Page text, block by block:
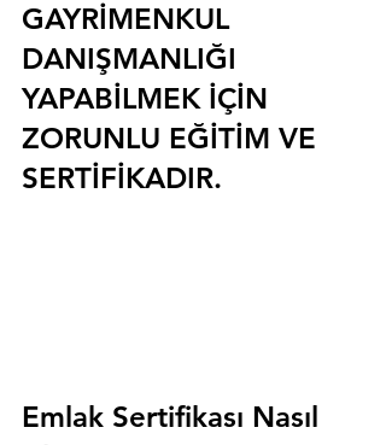
GAYRİMENKUL
DANIŞMANLIĞI
YAPABİLMEK İÇİN
ZORUNLU EĞİTİM VE
SERTİFİKADIR.
Emlak Sertifikası Nasıl